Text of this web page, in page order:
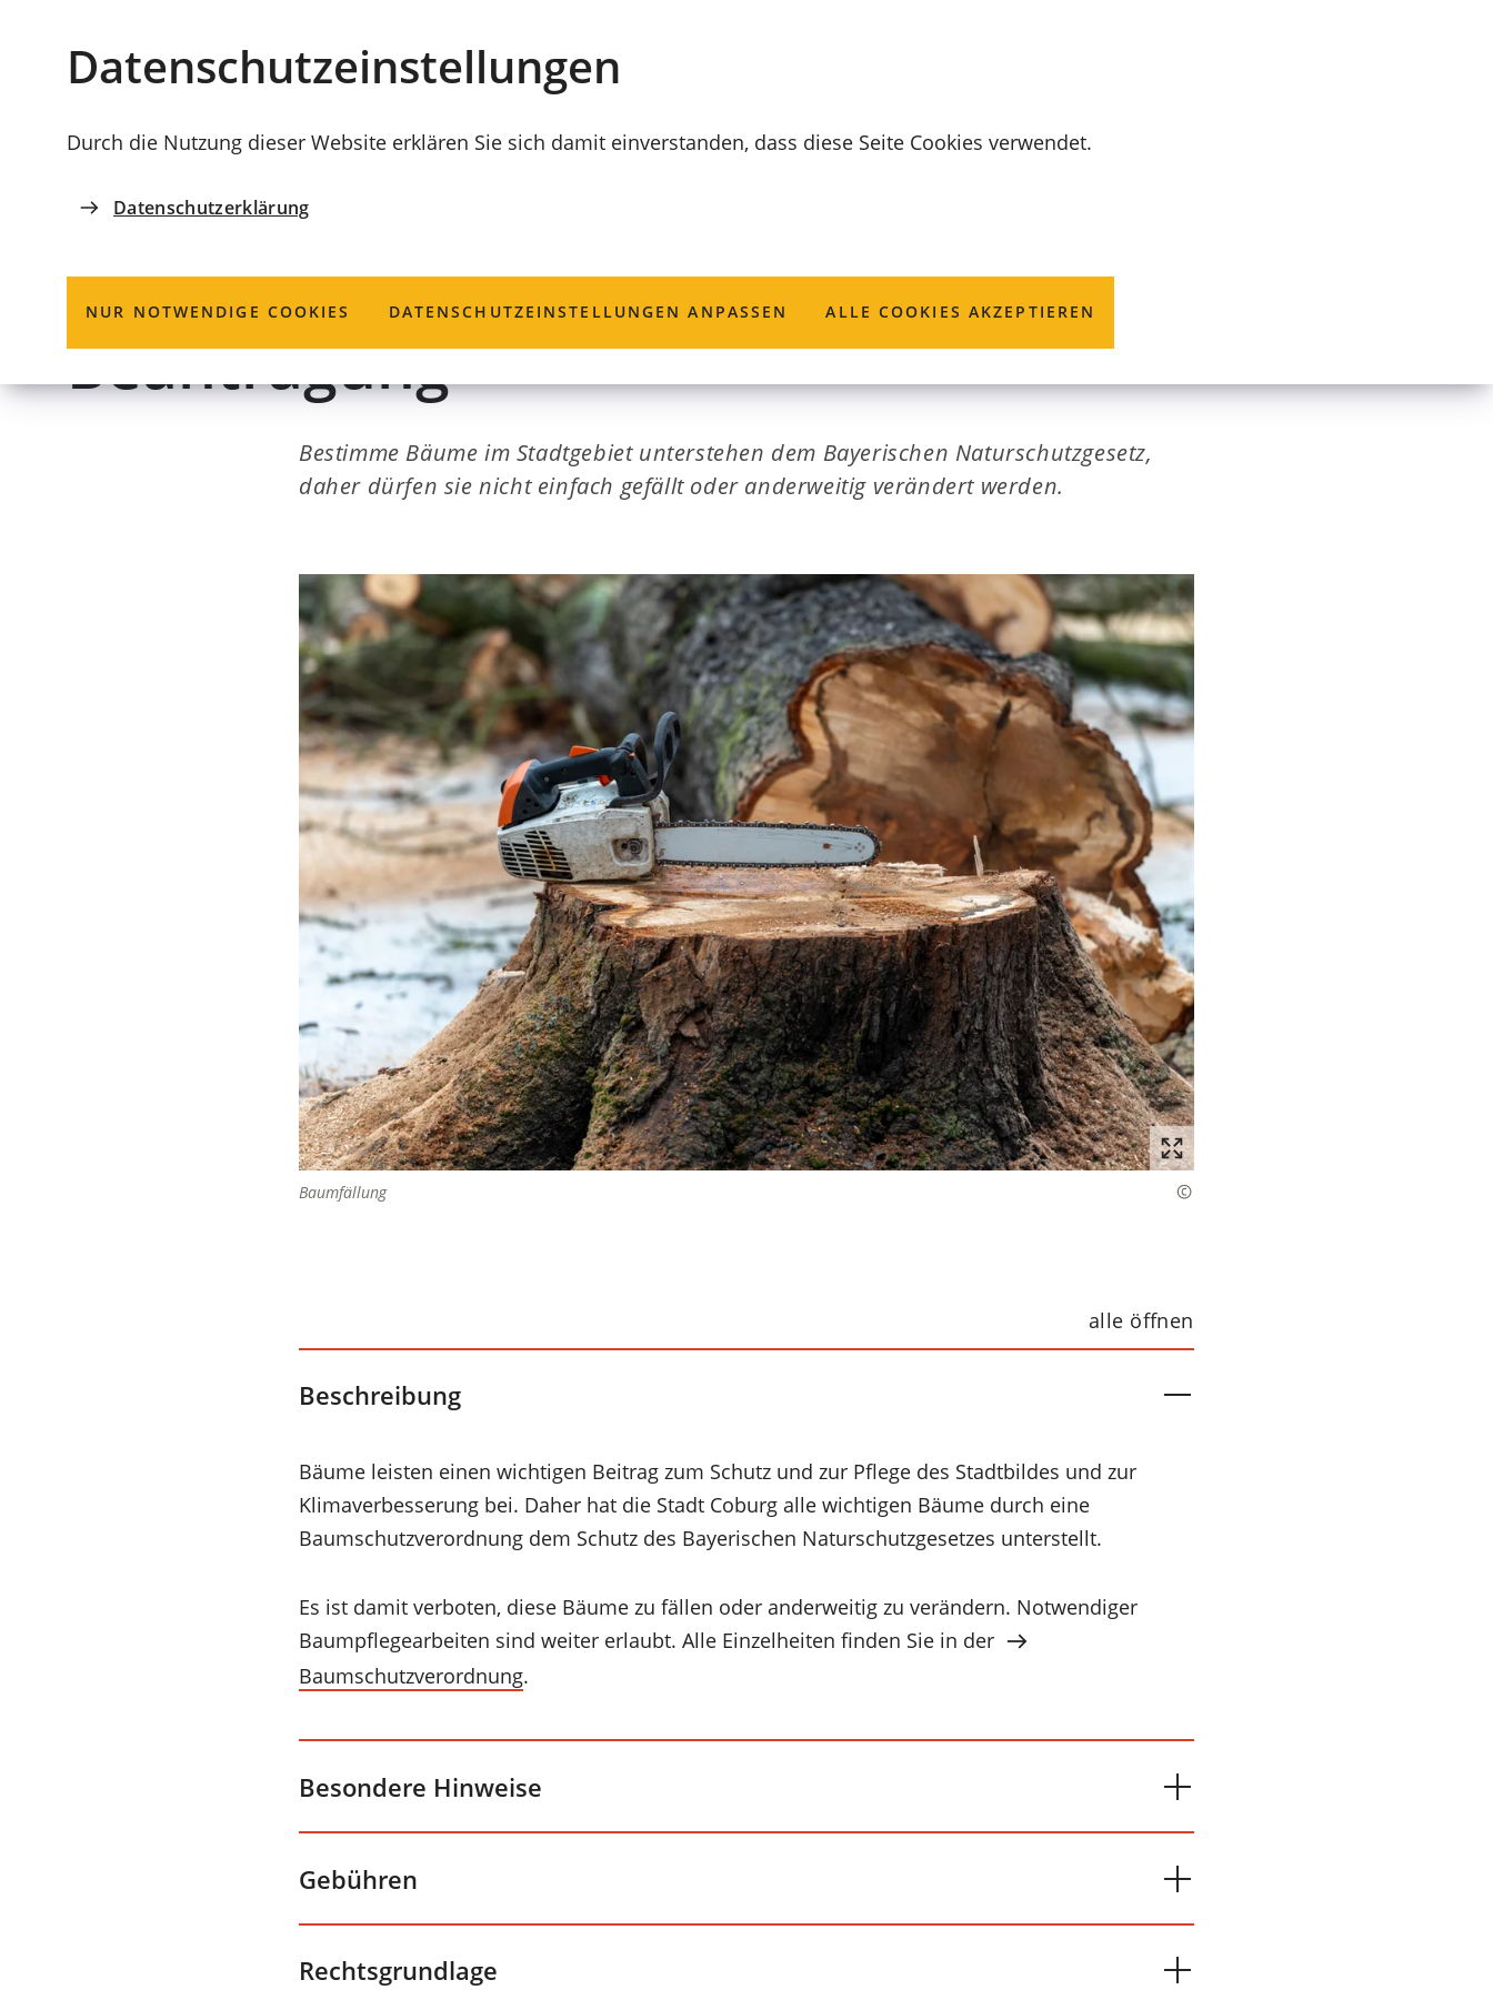
Datenschutz­einstellungen
Durch die Nutzung dieser Website erklären Sie sich damit einverstanden, dass diese Seite Cookies verwendet.
Datenschutzerklärung
NUR NOTWENDIGE COOKIES DATENSCHUTZ­EINSTELLUNGEN ANPASSEN ALLE COOKIES AKZEPTIEREN
Coburg
GRÜNFLÄCHENAMT
Baumfällung oder Baumveränderung;
Beantragung
Bestimme Bäume im Stadtgebiet unterstehen dem Bayerischen Naturschutzgesetz,
daher dürfen sie nicht einfach gefällt oder anderweitig verändert werden.
Baumfällung
alle öffnen
Beschreibung
Bäume leisten einen wichtigen Beitrag zum Schutz und zur Pflege des Stadtbildes und zur
Klimaverbesserung bei. Daher hat die Stadt Coburg alle wichtigen Bäume durch eine
Baumschutzverordnung dem Schutz des Bayerischen Naturschutzgesetzes unterstellt.
Es ist damit verboten, diese Bäume zu fällen oder anderweitig zu verändern. Notwendiger
Baumpflegearbeiten sind weiter erlaubt. Alle Einzelheiten finden Sie in der
Baumschutzverordnung.
Besondere Hinweise
Gebühren
Rechtsgrundlage